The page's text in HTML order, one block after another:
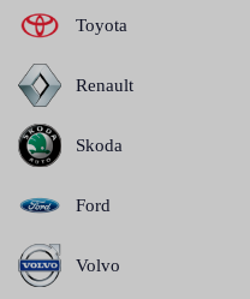
Toyota
Renault
Skoda
Ford
Volvo